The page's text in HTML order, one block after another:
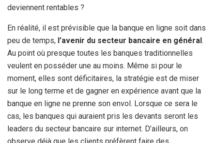
deviennent rentables ?
En réalité, il est prévisible que la banque en ligne soit dans
peu de temps, l’avenir du secteur bancaire en général.
Au point où presque toutes les banques traditionnelles
veulent en posséder une au moins. Même si pour le
moment, elles sont déficitaires, la stratégie est de miser
sur le long terme et de gagner en expérience avant que la
banque en ligne ne prenne son envol. Lorsque ce sera le
cas, les banques qui auraient pris les devants seront les
leaders du secteur bancaire sur internet. D’ailleurs, on